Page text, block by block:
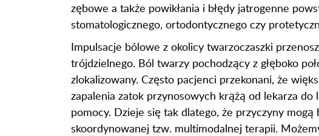
zębowe a także powikłania i błędy jatrogenne
stomatologicznego, ortodontycznego czy
Impulsacje bólowe z okolicy twarzoczaszki
trójdzielnego. Ból twarzy pochodzący z głęboko
zlokalizowany. Często pacjenci przekonani, że
zapalenia zatok przynosowych krążą od lekarza
pomocy. Dzieje się tak dlatego, że przyczyny
skoordynowanej tzw. multimodalnej terapii.